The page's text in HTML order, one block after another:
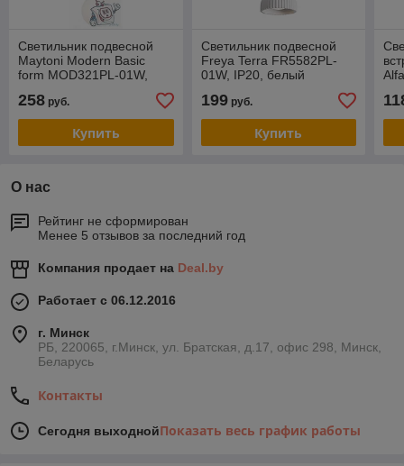
Светильник подвесной
Maytoni Modern Basic
form MOD321PL-01W,
258 руб.
Купить
Светильник подвесной
Freya Terra FR5582PL-
01W, IP20, белый
199руб.
Купить
О нас
Рейтинг не сформирован
Менее 5 отзывов за последний год
Компания продает на Deal.by
Работает с 06.12.2016
г. Минск
РБ, 220065, г.Минск, ул. Братская, д.17, офис 298, Минск,
Беларусь
Контакты
Сегодня выходнойПоказать весь график работы